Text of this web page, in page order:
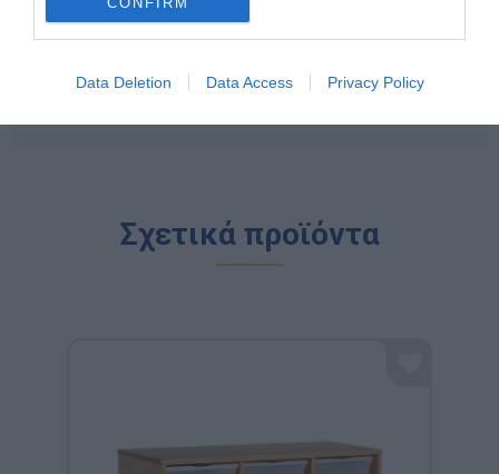
Data Deletion Data Access Privacy Policy
εγγυάται αξιοπιστία, παιδαγωγική αρτιότητα και μια
ισχυρή "πράσινη" ταυτότητα που εκτιμάται από
Σχετικά προϊόντα